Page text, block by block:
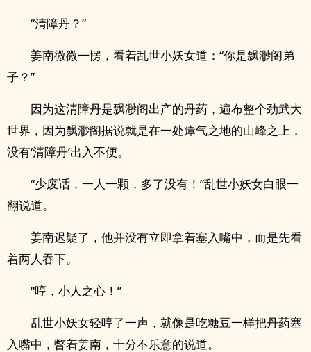
“清障丹？”
姜南微微一愣，看着乱世小妖女道：“你是飘渺阁弟
子？”
因为这清障丹是飘渺阁出产的丹药，遍布整个劲武大
世界，因为飘渺阁据说就是在一处瘴气之地的山峰之上，
没有‘清障丹’出入不便。
“少废话，一人一颗，多了没有！”乱世小妖女白眼一
翻说道。
姜南迟疑了，他并没有立即拿着塞入嘴中，而是先看
着两人吞下。
“哼，小人之心！”
乱世小妖女轻哼了一声，就像是吃糖豆一样把丹药塞
入嘴中，瞥着姜南，十分不乐意的说道。